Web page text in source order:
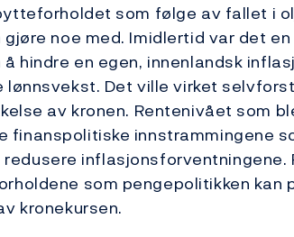
som følge av fallet i
noe med. Imidlertid var det
hindre en egen, innenlandsk
lønnsvekst. Det ville virket
av kronen. Rentenivået som
finanspolitiske innstrammingene
som pengepolitikken kan
kronekursen.